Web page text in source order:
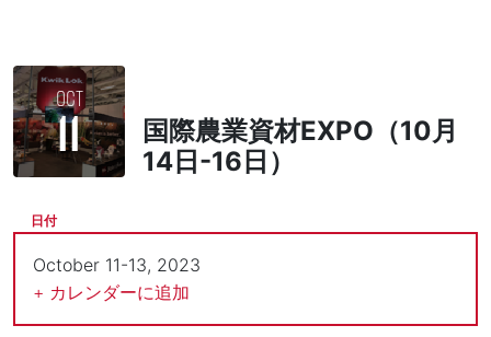
国際農業資材EXPO（10月
14日-16日）
OCT
11
日付
October 11-13, 2023
+ カレンダーに追加